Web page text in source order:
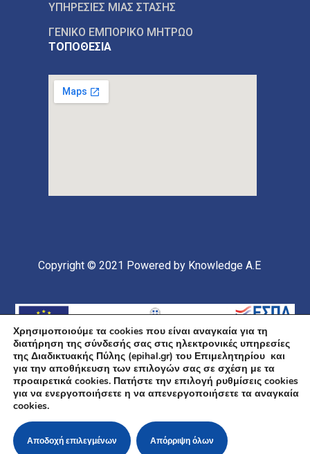
ΥΠΗΡΕΣΙΕΣ ΜΙΑΣ ΣΤΑΣΗΣ
ΓΕΝΙΚΟ ΕΜΠΟΡΙΚΟ ΜΗΤΡΩΟ
ΤΟΠΟΘΕΣΙΑ
Copyright © 2021 Powered by Knowledge A.E
Υποέργο 1 Πράξης: «Ανάπτυξη και Αναβάθμιση
Ηλεκτρονικής Υποδομής και Ψηφιακών Υπηρεσιών του
Επιμελητηρίου Χαλκιδικής» Επιχειρησιακό Πρόγραμμα
«Κεντρική Μακεδονία» Συγχρηματοδοτείται από την
Ευρωπαϊκή Ένωση (Ευρωπαϊκό Ταμείο Περιφερειακής
Χρησιμοποιούμε τα cookies που είναι αναγκαία για τη
διατήρηση της σύνδεσής σας στις ηλεκτρονικές υπηρεσίες
της Διαδικτυακής Πύλης (epihal.gr) του Επιμελητηρίου και
για την αποθήκευση των επιλογών σας σε σχέση με τα
προαιρετικά cookies. Πατήστε την επιλογή ρυθμίσεις cookies
για να ενεργοποιήσετε η να απενεργοποιήσετε τα αναγκαία
cookies.
Αποδοχή επιλεγμένων Απόρριψη όλων